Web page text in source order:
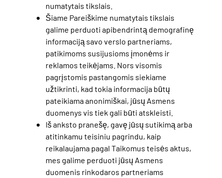
numatytais tikslais.
Šiame Pareiškime numatytais tikslais
galime perduoti apibendrintą demografinę
informaciją savo verslo partneriams,
patikimoms susijusioms įmonėms ir
reklamos teikėjams. Nors visomis
pagrįstomis pastangomis siekiame
užtikrinti, kad tokia informacija būtų
pateikiama anonimiškai, jūsų Asmens
duomenys vis tiek gali būti atskleisti.
Iš anksto pranešę, gavę jūsų sutikimą arba
atitinkamu teisiniu pagrindu, kaip
reikalaujama pagal Taikomus teisės aktus,
mes galime perduoti jūsų Asmens
duomenis rinkodaros partneriams